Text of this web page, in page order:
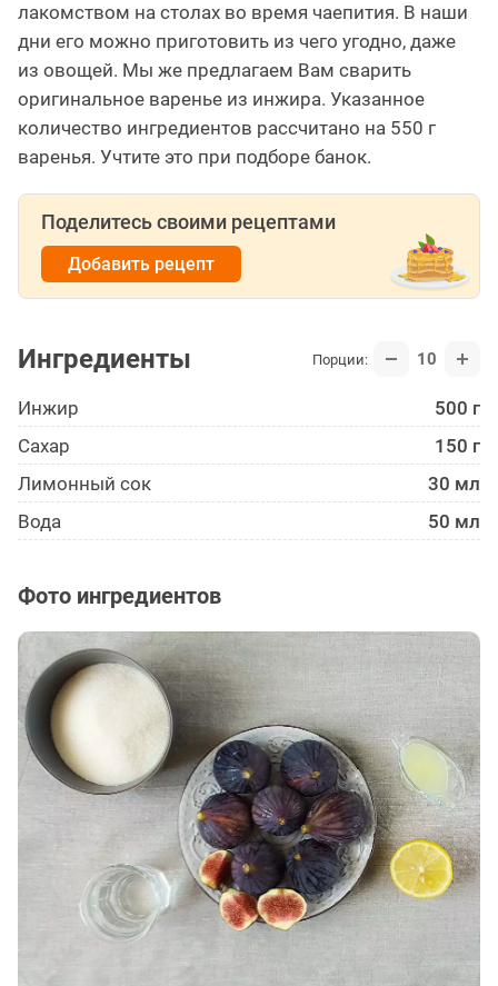
лакомством на столах во время чаепития. В наши
дни его можно приготовить из чего угодно, даже
из овощей. Мы же предлагаем Вам сварить
оригинальное варенье из инжира. Указанное
количество ингредиентов рассчитано на 550 г
варенья. Учтите это при подборе банок.
Поделитесь своими рецептами
Добавить рецепт
Ингредиенты Порции: 10
Инжир
500 г
Сахар
150 г
Лимонный сок
30 мл
Вода
50 мл
Фото ингредиентов